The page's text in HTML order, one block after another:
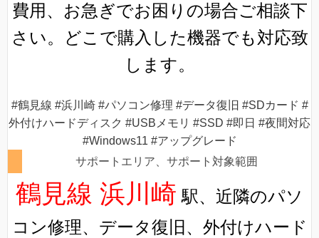
費用、お急ぎでお困りの場合ご相談下
さい。どこで購入した機器でも対応致
します。
#鶴見線 #浜川崎 #パソコン修理 #データ復旧 #SDカード #
外付けハードディスク #USBメモリ #SSD #即日 #夜間対応
#Windows11 #アップグレード
サポートエリア、サポート対象範囲
鶴見線 浜川崎 駅、近隣のパソ
コン修理、データ復旧、外付けハード